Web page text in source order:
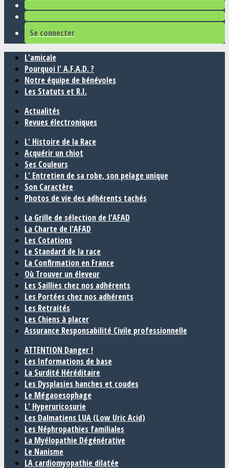
Se connecter
L'amicale
Pourquoi l' A.F.A.D. ?
Notre équipe de bénévoles
Les Statuts et R.I.
Actualités
Revues électroniques
L' Histoire de la Race
Acquérir un chiot
Ses Couleurs
L' Entretien de sa robe, son pelage unique
Son Caractère
Photos de vie des adhérents tachés
La Grille de sélection de l'AFAD
La Charte de l'AFAD
Les Cotations
Le Standard de la race
La Confirmation en France
Où Trouver un éleveur
Les Saillies chez nos adhérents
Les Portées chez nos adhérents
Les Retraités
Les Chiens à placer
Assurance Responsabilité Civile professionnelle
ATTENTION Danger !
Les Informations de base
La Surdité Héréditaire
Les Dysplasies hanches et coudes
Le Mégaoesophage
L' Hyperuricosurie
Les Dalmatiens LUA (Low Uric Acid)
Les Néphropathies familiales
La Myélopathie Dégénérative
Le Nanisme
LA cardiomyopathie dilatée